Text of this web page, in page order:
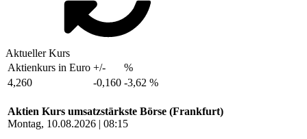
Aktueller Kurs
Aktienkurs in Euro +/-
%
4,260
-0,160 -3,62 %
Aktien Kurs umsatzstärkste Börse (Frankfurt)
Montag, 10.08.2026 | 08:15